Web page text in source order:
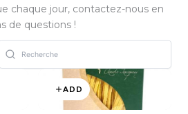
chaque jour, contactez-nous en
de questions !
ADD